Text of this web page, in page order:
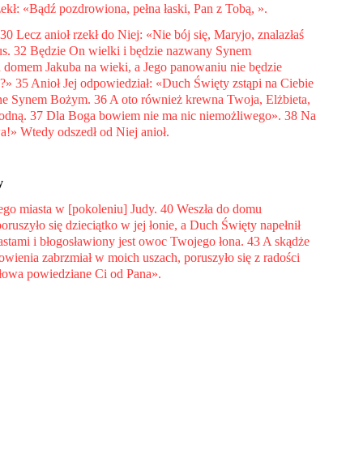
«Bądź pozdrowiona, pełna łaski, Pan z Tobą, ».
Lecz anioł rzekł do Niej: «Nie bój się, Maryjo, znalazłaś
32 Będzie On wielki i będzie nazwany Synem
Jakuba na wieki, a Jego panowaniu nie będzie
35 Anioł Jej odpowiedział: «Duch Święty zstąpi na Ciebie
Synem Bożym. 36 A oto również krewna Twoja, Elżbieta,
37 Dla Boga bowiem nie ma nic niemożliwego». 38 Na
Wtedy odszedł od Niej anioł.
miasta w [pokoleniu] Judy. 40 Weszła do domu
się dzieciątko w jej łonie, a Duch Święty napełnił
i błogosławiony jest owoc Twojego łona. 43 A skądże
zabrzmiał w moich uszach, poruszyło się z radości
powiedziane Ci od Pana».